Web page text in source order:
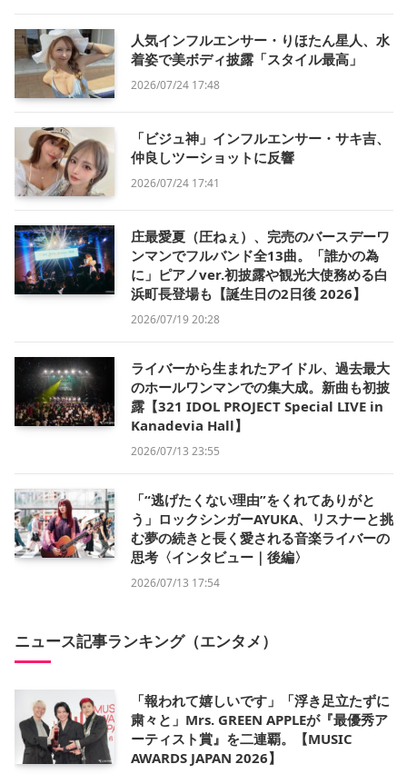
人気インフルエンサー・りほたん星人、水
着姿で美ボディ披露「スタイル最高」
2026/07/24 17:48
「ビジュ神」インフルエンサー・サキ吉、
仲良しツーショットに反響
2026/07/24 17:41
庄最愛夏（圧ねぇ）、完売のバースデーワ
ンマンでフルバンド全13曲。「誰かの為
に」ピアノver.初披露や観光大使務める白
浜町長登場も【誕生日の2日後 2026】
2026/07/19 20:28
ライバーから生まれたアイドル、過去最大
のホールワンマンでの集大成。新曲も初披
露【321 IDOL PROJECT Special LIVE in
Kanadevia Hall】
2026/07/13 23:55
「“逃げたくない理由”をくれてありがと
う」ロックシンガーAYUKA、リスナーと挑
む夢の続きと長く愛される音楽ライバーの
思考〈インタビュー｜後編〉
2026/07/13 17:54
ニュース記事ランキング（エンタメ）
「報われて嬉しいです」「浮き足立たずに
粛々と」Mrs. GREEN APPLEが『最優秀ア
ーティスト賞』を二連覇。【MUSIC
AWARDS JAPAN 2026】